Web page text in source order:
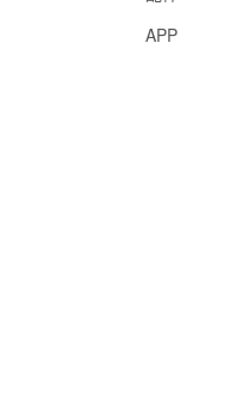
APP